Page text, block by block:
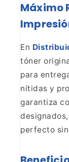
Máximo
En
tóner
para
nítidas y
garantiza
perfecto